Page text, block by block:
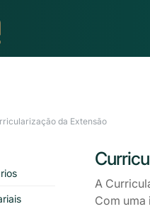
da Extensão
A
Com uma